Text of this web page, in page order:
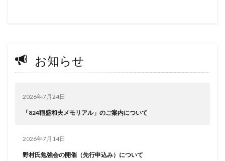
お知らせ
2026年7月24日
「824稲盛和夫メモリアル」のご案内について
2026年7月14日
野村氏勉強会の開催（先行申込み）について